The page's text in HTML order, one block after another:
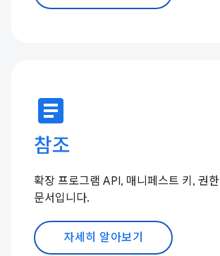
article
참조
확장 프로그램 API, 매니페스트 키, 권
문서입니다.
자세히 알아보기